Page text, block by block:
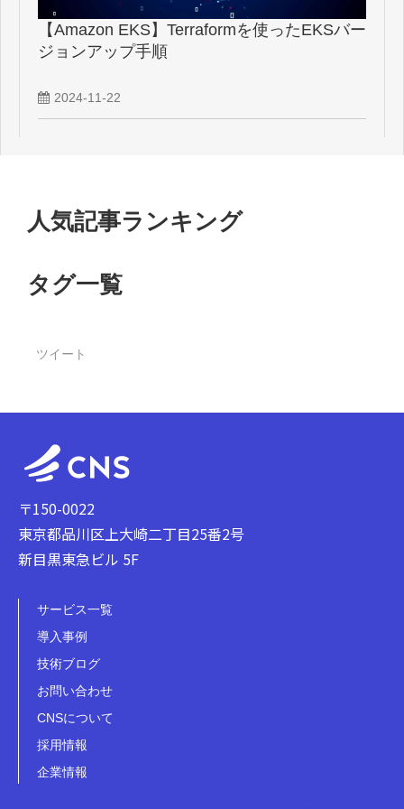
【Amazon EKS】Terraformを使ったEKSバー
ジョンアップ手順
2024-11-22
人気記事ランキング
タグ一覧
ツイート
〒150-0022
東京都品川区上大崎二丁目25番2号
新目黒東急ビル 5F
サービス一覧
導入事例
技術ブログ
お問い合わせ
CNSについて
採用情報
企業情報